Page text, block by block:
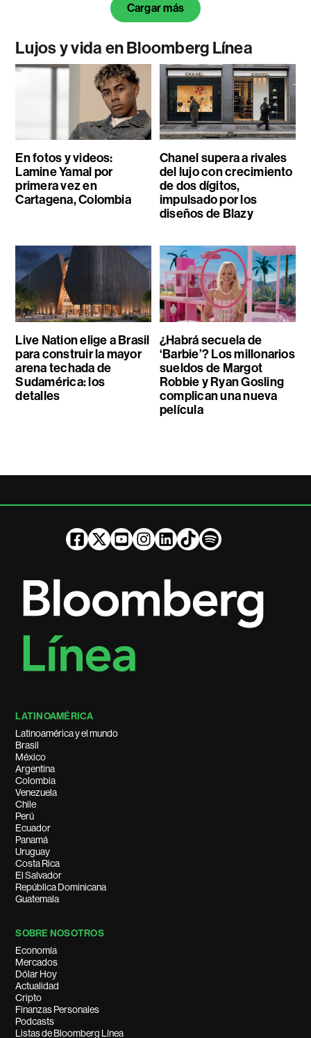
Cargar más
Lujos y vida en Bloomberg Línea
En fotos y videos:
Lamine Yamal por
primera vez en
Cartagena, Colombia
Chanel supera a rivales
del lujo con crecimiento
de dos dígitos,
impulsado por los
diseños de Blazy
Live Nation elige a Brasil
para construir la mayor
arena techada de
Sudamérica: los
detalles
¿Habrá secuela de
‘Barbie’? Los millonarios
sueldos de Margot
Robbie y Ryan Gosling
complican una nueva
película
LATINOAMÉRICA
Latinoamérica y el mundo
Brasil
México
Argentina
Colombia
Venezuela
Chile
Perú
Ecuador
Panamá
Uruguay
Costa Rica
El Salvador
República Dominicana
Guatemala
SOBRE NOSOTROS
Economía
Mercados
Dólar Hoy
Actualidad
Cripto
Finanzas Personales
Podcasts
Listas de Bloomberg Línea